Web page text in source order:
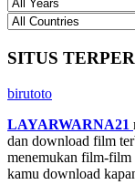
SITUS
birutoto
LAYARWARNA21
dan download film
menemukan film-film
kamu download